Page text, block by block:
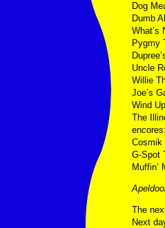
Dog
Dumb
What’s
Pygmy
Uncle
Willie
Joe’s
Wind
The
Cosmik
G-Spot
Muffin’
The
Next